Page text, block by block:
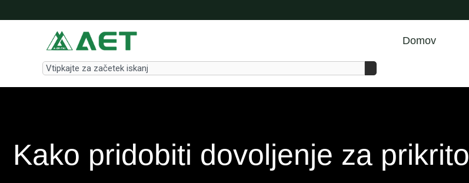
to
Domov
Search
Kako pridobiti dovoljenje za prikrito